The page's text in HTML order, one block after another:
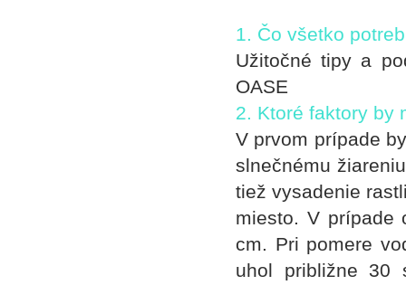
1. Čo všetko
Užitočné tipy a
OASE
2. Ktoré faktory by
V prvom prípade
slnečnému
tiež vysadenie
miesto. V prípade
cm. Pri pomere
uhol približne 30